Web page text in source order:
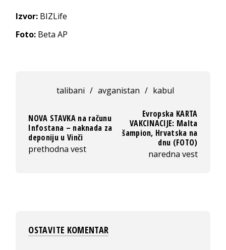
Izvor: BIZLife
Foto: Beta AP
talibani / avganistan / kabul
NOVA STAVKA na računu
Infostana – naknada za
deponiju u Vinči
prethodna vest
Evropska KARTA
VAKCINACIJE: Malta
šampion, Hrvatska na
dnu (FOTO)
naredna vest
OSTAVITE KOMENTAR